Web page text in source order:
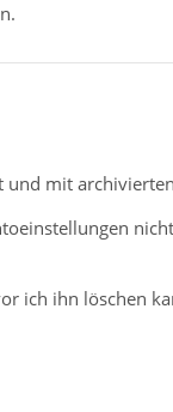
und mit
ich ihn löschen